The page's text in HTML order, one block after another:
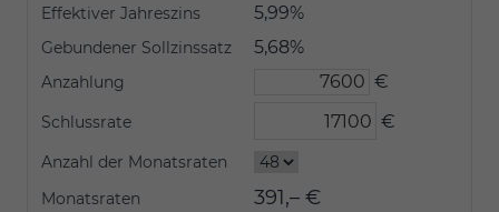
Effektiver Jahreszins 5,99%
Gebundener Sollzinssatz 5,68%
Anzahlung €
Schlussrate €
Anzahl der Monatsraten
Monatsraten
391,– €